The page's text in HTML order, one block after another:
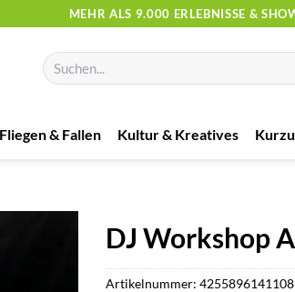
MEHR ALS 9.000 ERLEBNISSE &
Suchen
nach:
Fliegen & Fallen Kultur & Kreatives
DJ Workshop
Artikelnummer:4255896141108